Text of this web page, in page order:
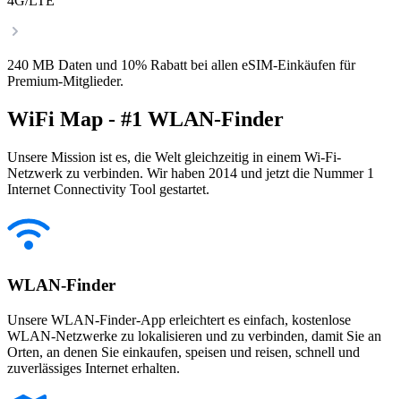
240 MB Daten und 10% Rabatt bei allen eSIM-Einkäufen für
Premium-Mitglieder.
WiFi Map - #1 WLAN-Finder
Unsere Mission ist es, die Welt gleichzeitig in einem Wi-Fi-
Netzwerk zu verbinden. Wir haben 2014 und jetzt die Nummer 1
Internet Connectivity Tool gestartet.
WLAN-Finder
Unsere WLAN-Finder-App erleichtert es einfach, kostenlose
WLAN-Netzwerke zu lokalisieren und zu verbinden, damit Sie an
Orten, an denen Sie einkaufen, speisen und reisen, schnell und
zuverlässiges Internet erhalten.